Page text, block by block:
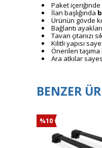
Paket
İlan başlığında
Ürünün gövde
Bağlantı
Tavan çıtanızı
Kilitli yapısı
Önerilen taşıma
Ara atkılar
BENZER
%10